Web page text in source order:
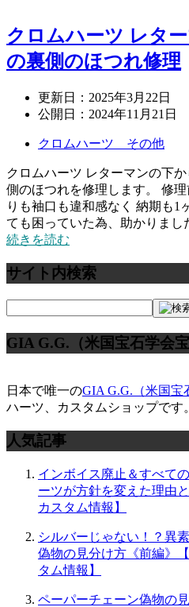
クロムハーツ レタ
の裏側のほつれ修理
更新日： 2025年3月22日
公開日： 2024年11月21日
クロムハーツ その他
クロムハーツ レターマンの下
側のほつれを修理します。 修
りも袖口も違和感なく 納期も1
ても困っていた為、助かりま
続きを読む
サイト内検索
GIA G.G.（米国宝石学会宝
日本で唯一のGIA G.G.（米国宝
ハーツ、カスタムショップです。
人気記事
インボイス廃止＆すべて
ーツが方針を変えた理由
カスタム情報】
シルバーじゃない！？異
偽物の見分け方《前編》
タム情報】
ペーパーチェーン偽物の